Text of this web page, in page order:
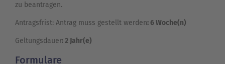
zu beantragen.
Antragsfrist: Antrag muss gestellt werden: 6 Woche(n)
Geltungsdauer: 2 Jahr(e)
Formulare